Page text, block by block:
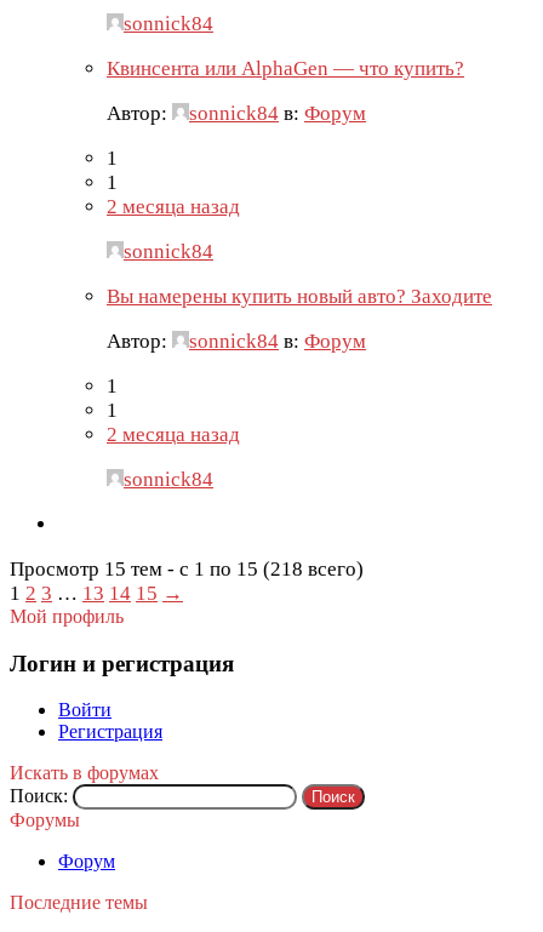
sonnick84
Квинсента или AlphaGen — что купить?
Автор:
sonnick84 в: Форум
1
1
2 месяца назад
sonnick84
Вы намерены купить новый авто? Заходите
Автор:
sonnick84 в: Форум
1
1
2 месяца назад
sonnick84
Просмотр 15 тем - с 1 по 15 (218 всего)
1 2 3 … 13 14 15 →
Мой профиль
Логин и регистрация
Войти
Регистрация
Искать в форумах
Поиск:
Форумы
Форум
Последние темы